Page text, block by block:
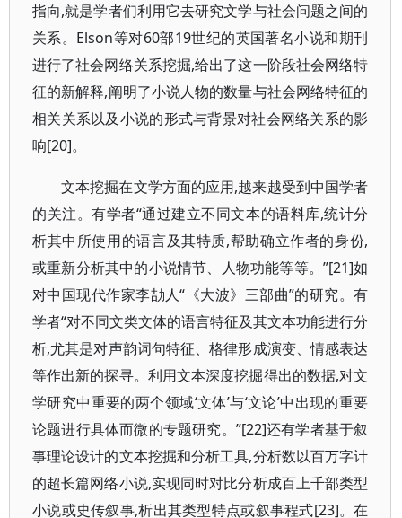
指向,就是学者们利用它去研究文学与社会问题之间的
关系。Elson等对60部19世纪的英国著名小说和期刊
进行了社会网络关系挖掘,给出了这一阶段社会网络特
征的新解释,阐明了小说人物的数量与社会网络特征的
相关关系以及小说的形式与背景对社会网络关系的影
响[20]。
文本挖掘在文学方面的应用,越来越受到中国学者
的关注。有学者“通过建立不同文本的语料库,统计分
析其中所使用的语言及其特质,帮助确立作者的身份,
或重新分析其中的小说情节、人物功能等等。”[21]如
对中国现代作家李劼人“《大波》三部曲”的研究。有
学者“对不同文类文体的语言特征及其文本功能进行分
析,尤其是对声韵词句特征、格律形成演变、情感表达
等作出新的探寻。利用文本深度挖掘得出的数据,对文
学研究中重要的两个领域‘文体’与‘文论’中出现的重要
论题进行具体而微的专题研究。”[22]还有学者基于叙
事理论设计的文本挖掘和分析工具,分析数以百万字计
的超长篇网络小说,实现同时对比分析成百上千部类型
小说或史传叙事,析出其类型特点或叙事程式[23]。在